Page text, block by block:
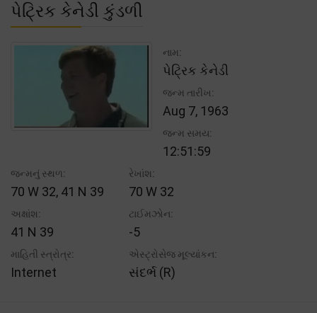
પેટ્રિક કેનેડી કુંડળી
નામ:
પેટ્રિક કેનેડી
જન્મ તારીખ:
Aug 7, 1963
જન્મ સમય:
12:51:59
જન્મનું સ્થળ:
70 W 32, 41 N 39
રેખાંશ:
70 W 32
અક્ષાંશ:
41 N 39
ટાઈમઝોન:
-5
માહિતી સ્ત્રોત્ર:
Internet
એસ્ટ્રોસેજ મૂલ્યાંકન:
સંદર્ભ (R)